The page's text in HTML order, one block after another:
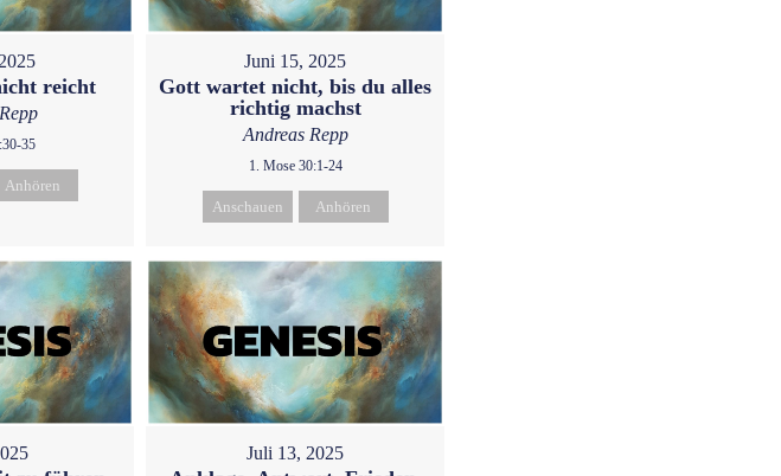
reicht
35
Anhören
Juni 15, 2025
Gott wartet nicht, bis du alles
richtig machst
Andreas Repp
1. Mose 30:1-24
Anschauen Anhören
Juli 13, 2025